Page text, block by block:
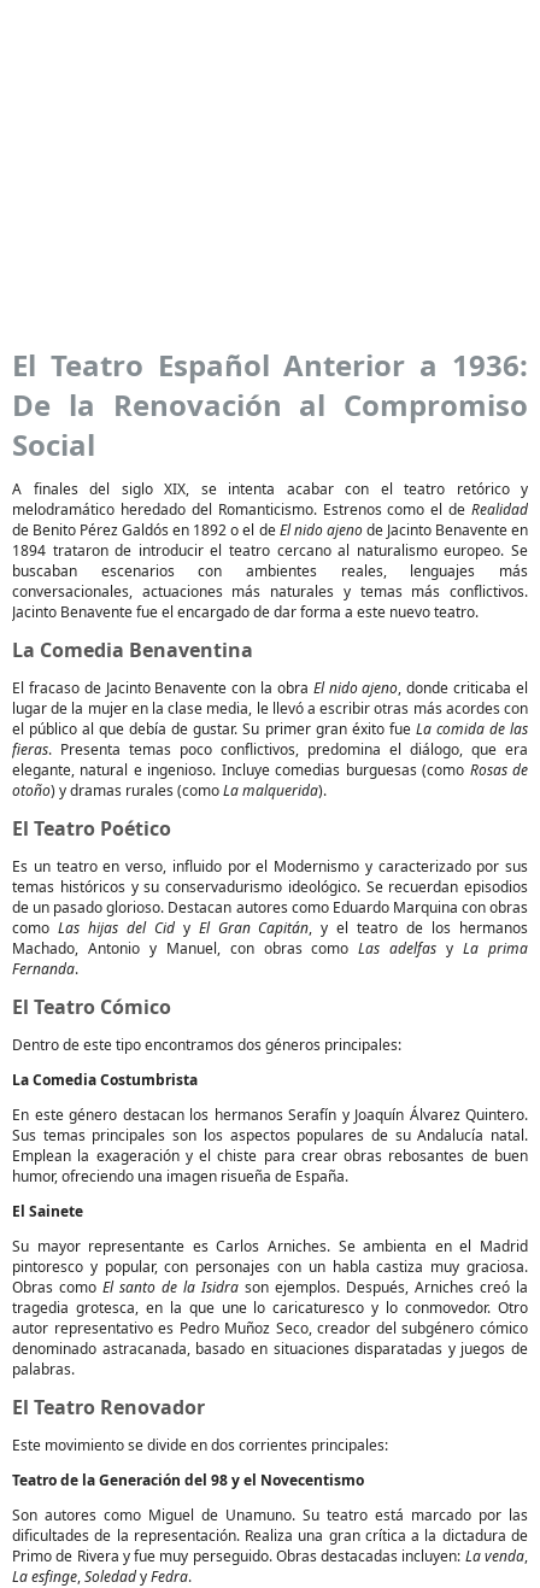
El Teatro Español Anterior a 1936:
De la Renovación al Compromiso
Social
A finales del siglo XIX, se intenta acabar con el teatro retórico y
melodramático heredado del Romanticismo. Estrenos como el de Realidad
de Benito Pérez Galdós en 1892 o el deEl nido ajenode Jacinto Benavente en
1894 trataron de introducir el teatro cercano al naturalismo europeo. Se
buscaban escenarios con ambientes reales, lenguajes más
conversacionales, actuaciones más naturales y temas más conflictivos.
Jacinto Benavente fue el encargado de dar forma a este nuevo teatro.
La Comedia Benaventina
El fracaso de Jacinto Benavente con la obra El nido ajeno, donde criticaba el
lugar de la mujer en la clase media, le llevó a escribir otras más acordes con
el público al que debía de gustar. Su primer gran éxito fue La comida de las
fieras. Presenta temas poco conflictivos, predomina el diálogo, que era
elegante, natural e ingenioso. Incluye comedias burguesas (como Rosas de
otoño) y dramas rurales (comoLa malquerida).
El Teatro Poético
Es un teatro en verso, influido por el Modernismo y caracterizado por sus
temas históricos y su conservadurismo ideológico. Se recuerdan episodios
de un pasado glorioso. Destacan autores como Eduardo Marquina con obras
como Las hijas del Cidy El Gran Capitán, y el teatro de los hermanos
Machado, Antonio y Manuel, con obras comoLas adelfas yLa prima
Fernanda.
El Teatro Cómico
Dentro de este tipo encontramos dos géneros principales:
La Comedia Costumbrista
En este género destacan los hermanos Serafín y Joaquín Álvarez Quintero.
Sus temas principales son los aspectos populares de su Andalucía natal.
Emplean la exageración y el chiste para crear obras rebosantes de buen
humor, ofreciendo una imagen risueña de España.
El Sainete
Su mayor representante es Carlos Arniches. Se ambienta en el Madrid
pintoresco y popular, con personajes con un habla castiza muy graciosa.
Obras como El santo de la Isidra son ejemplos. Después, Arniches creó la
tragedia grotesca, en la que une lo caricaturesco y lo conmovedor. Otro
autor representativo es Pedro Muñoz Seco, creador del subgénero cómico
denominado astracanada, basado en situaciones disparatadas y juegos de
palabras.
El Teatro Renovador
Este movimiento se divide en dos corrientes principales:
Teatro de la Generación del 98 y el Novecentismo
Son autores como Miguel de Unamuno. Su teatro está marcado por las
dificultades de la representación. Realiza una gran crítica a la dictadura de
Primo de Rivera y fue muy perseguido. Obras destacadas incluyen: La venda,
La esfinge,SoledadyFedra.